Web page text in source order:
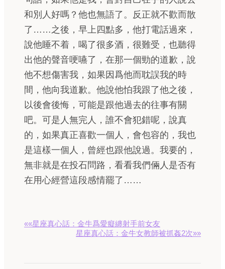
和別人好嗎？他也無語了。反正就不歡而散
了……之後，早上四點多，他打電話過來，
說他睡不着，喝了很多酒，很難受，也聽得
出他的聲音哽嚥了，在那一個勁的道歉，說
他不想傷害我，如果因爲他而耽誤我的時
間，他向我道歉。他說他怕我跟了他之後，
以後會後悔，可能是跟他過去的往事有關
吧。可是人無完人，誰不會犯錯呢，說真
的，如果真正喜歡一個人，會包容的，我也
是這樣一個人，曾經也跟他說過。我要的，
無非就是在投石問路，看看我們倆人是否有
在用心經營這段感情罷了……
««星座真心話：金牛爲愛癡纏射手前女友
星座真心話：金牛女教師被抓姦2次»»